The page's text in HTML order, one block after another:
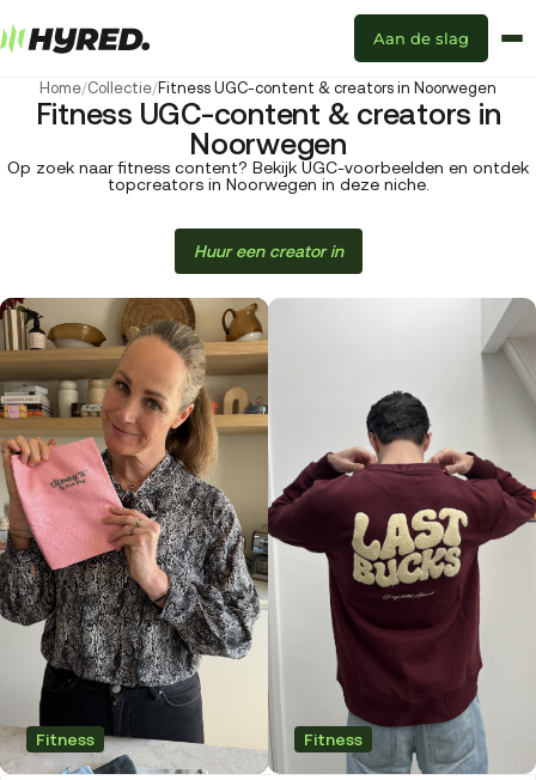
Aan de slag
Home/Collectie/Fitness UGC-content & creators in Noorwegen
Fitness UGC-content & creators in
Noorwegen
Op zoek naar fitness content? Bekijk UGC-voorbeelden en ontdek
topcreators in Noorwegen in deze niche.
Huur een creator in
Fitness Fitness